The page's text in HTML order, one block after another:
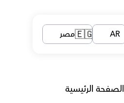
الصفحة الرئيسية
AR
🇪🇬مصر